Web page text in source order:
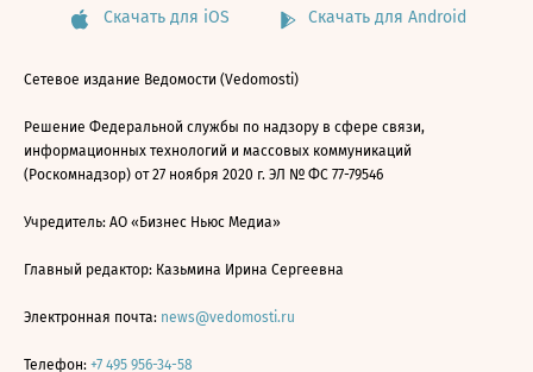
Скачать для iOS Скачать для Android
Сетевое издание Ведомости (Vedomosti)
Решение Федеральной службы по надзору в сфере связи,
информационных технологий и массовых коммуникаций
(Роскомнадзор) от 27 ноября 2020 г. ЭЛ № ФС 77-79546
Учредитель: АО «Бизнес Ньюс Медиа»
Главный редактор: Казьмина Ирина Сергеевна
Электронная почта: news@vedomosti.ru
Телефон: +7 495 956-34-58